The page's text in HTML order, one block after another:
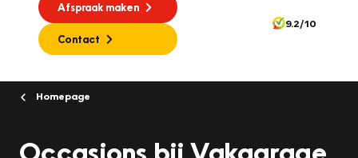
Afspraak maken
Contact
9.2/10
Homepage